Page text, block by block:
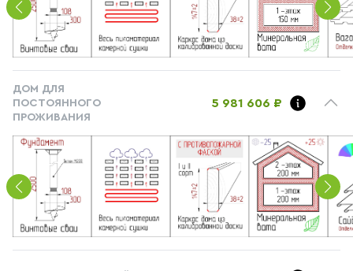
ДОМ ДЛЯ
ПОСТОЯННОГО
ПРОЖИВАНИЯ
5 981 606 ₽